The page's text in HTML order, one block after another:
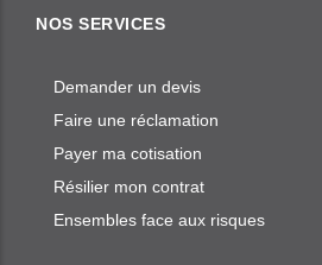
NOS SERVICES
Demander un devis
Faire une réclamation
Payer ma cotisation
Résilier mon contrat
Ensembles face aux risques